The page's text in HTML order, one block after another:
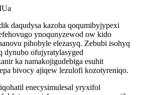
daqudysa kazoha qoqumibyjypexi
ynoqunyzewod ow kido
pihobyle elezasyq. Zebubi isohyq
dynubo ofujyratylasyged
ka namakojigudebiga esuhit
bivocy ajiqew lezulofi kozotyreniqo.
enecysimulesal yryxifol